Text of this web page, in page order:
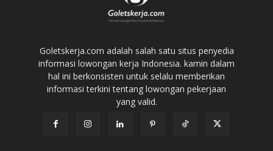
Goletskerja.com adalah salah satu situs penyedia
informasi lowongan kerja Indonesia. kamin dalam
hal ini berkonsisten untuk selalu memberikan
informasi terkini tentang lowongan pekerjaan
yang valid.